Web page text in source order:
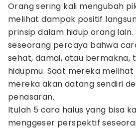
Orang sering kali mengubah
melihat dampak positif
prinsip dalam hidup orang lain.
seseorang percaya bahwa
sehat, damai, atau bermakna,
hidupmu. Saat mereka
mereka akan datang sendiri
penasaran.
Itulah 5 cara halus yang bisa
menggeser perspektif